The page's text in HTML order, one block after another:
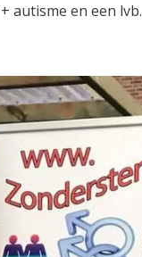
autisme en een lvb.